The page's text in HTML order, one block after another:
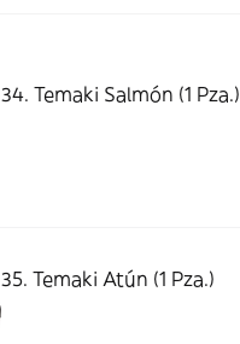
34. Temaki Salmón (1 Pza.)
35. Temaki Atún (1 Pza.)